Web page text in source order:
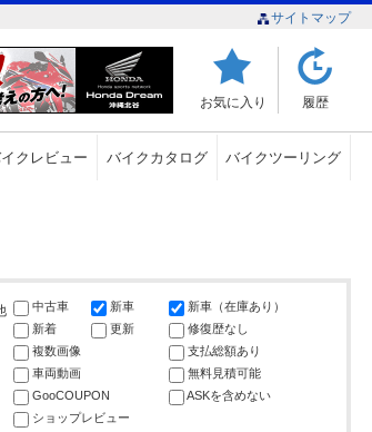
サイトマップ
お気に入り 履歴
クレビュー バイクカタログ バイクツーリング
中古車 新車
新車（在庫あり）
新着
更新
修復歴なし
複数画像
支払総額あり
車両動画
無料見積可能
GooCOUPON
ASKを含めない
ショップレビュー